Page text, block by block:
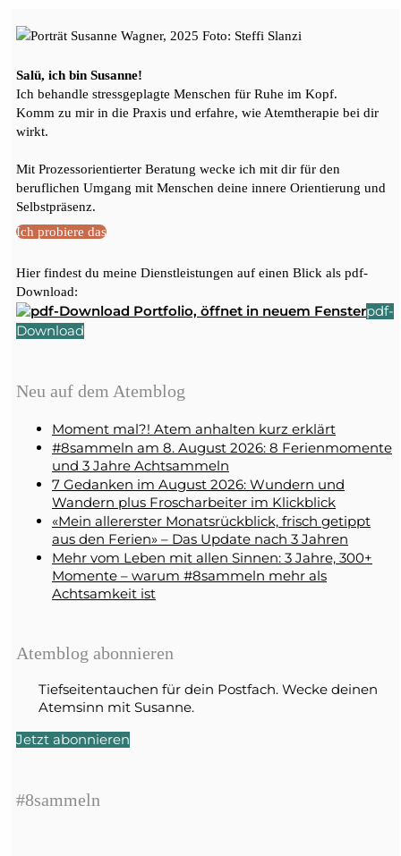
Salü, ich bin Susanne!
Ich behandle stressgeplagte Menschen für Ruhe im Kopf.
Komm zu mir in die Praxis und erfahre, wie Atemtherapie bei dir
wirkt.
Mit Prozessorientierter Beratung wecke ich mit dir für den
beruflichen Umgang mit Menschen deine innere Orientierung und
Selbstpräsenz.
Ich probiere das
Hier findest du meine Dienstleistungen auf einen Blick als pdf-
Download:
pdf-
Download
Neu auf dem Atemblog
Moment mal?! Atem anhalten kurz erklärt
#8sammeln am 8. August 2026: 8 Ferienmomente
und 3 Jahre Achtsammeln
7 Gedanken im August 2026: Wundern und
Wandern plus Froscharbeiter im Klickblick
«Mein allererster Monatsrückblick, frisch getippt
aus den Ferien» – Das Update nach 3 Jahren
Mehr vom Leben mit allen Sinnen: 3 Jahre, 300+
Momente – warum #8sammeln mehr als
Achtsamkeit ist
Atemblog abonnieren
Tiefseitentauchen für dein Postfach. Wecke deinen
Atemsinn mit Susanne.
Jetzt abonnieren
#8sammeln